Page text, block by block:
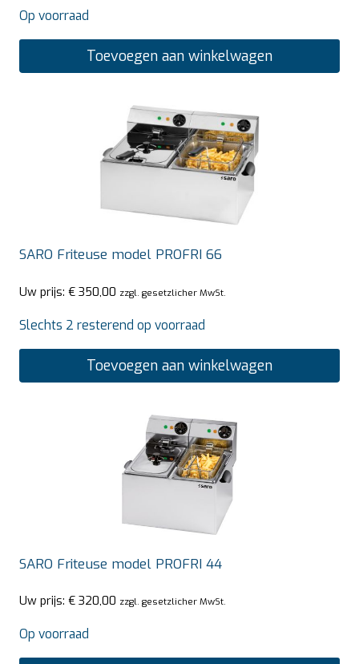
Op voorraad
Toevoegen aan winkelwagen
SARO Friteuse model PROFRI 66
Uw prijs: € 350,00 zzgl. gesetzlicher MwSt.
Slechts 2 resterend op voorraad
Toevoegen aan winkelwagen
SARO Friteuse model PROFRI 44
Uw prijs: € 320,00 zzgl. gesetzlicher MwSt.
Op voorraad